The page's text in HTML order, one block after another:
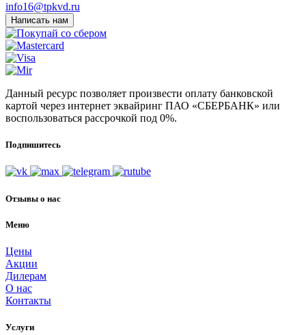
info16@tpkvd.ru
Написать нам
Данный ресурс позволяет произвести оплату банковской
картой через интернет эквайринг ПАО «СБЕРБАНК» или
воспользоваться рассрочкой под 0%.
Подпишитесь
Отзывы о нас
Меню
Цены
Акции
Дилерам
О нас
Контакты
Услуги